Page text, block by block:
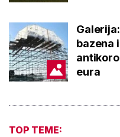
bazena
eura
TOP TEME: